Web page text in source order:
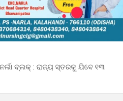
ନର୍ଲା ବ୍ଲକ୍ : ରାଜ୍ୟ ସ୍ତରକୁ ଯିବେ ୧୩